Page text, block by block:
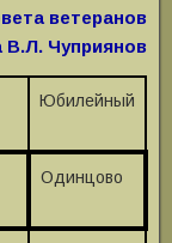
ветеранов
В.Л. Чуприянов
Юбилейный
Одинцово